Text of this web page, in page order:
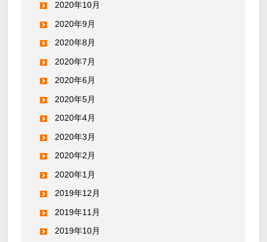
2020年10月
2020年9月
2020年8月
2020年7月
2020年6月
2020年5月
2020年4月
2020年3月
2020年2月
2020年1月
2019年12月
2019年11月
2019年10月